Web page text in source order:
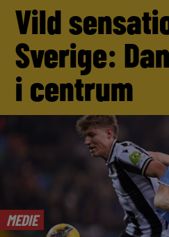
Vild
Sverige:
i centrum
MEDIE